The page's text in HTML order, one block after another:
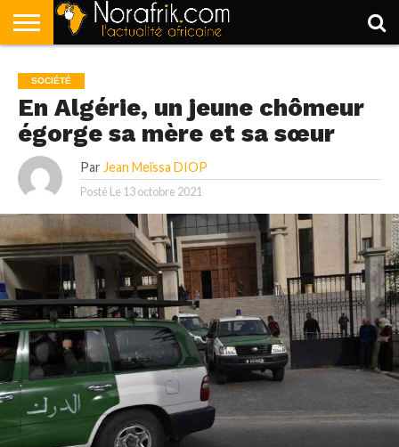
POLITIQUE
SOCIÉTÉ
ECONOMIE
SPORT
LIFESTYLE
SOCIÉTÉ
En Algérie, un jeune chômeur
égorge sa mère et sa sœur
Par Jean Meïssa DIOP
Posté Le 13 octobre 2021